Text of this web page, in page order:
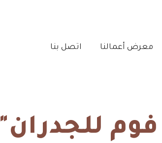
معرض أعمالنا‎ اتصل بنا‎
للجدران"